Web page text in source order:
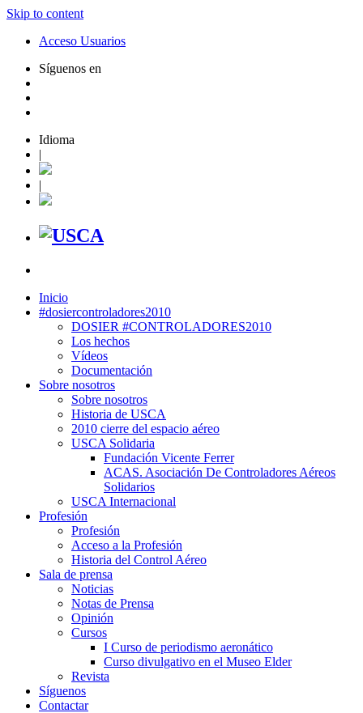
Skip to content
Acceso Usuarios
Síguenos en
Idioma
|
|
Inicio
#dosiercontroladores2010
DOSIER #CONTROLADORES2010
Los hechos
Vídeos
Documentación
Sobre nosotros
Sobre nosotros
Historia de USCA
2010 cierre del espacio aéreo
USCA Solidaria
Fundación Vicente Ferrer
ACAS. Asociación De Controladores Aéreos
Solidarios
USCA Internacional
Profesión
Profesión
Acceso a la Profesión
Historia del Control Aéreo
Sala de prensa
Noticias
Notas de Prensa
Opinión
Cursos
I Curso de periodismo aeronático
Curso divulgativo en el Museo Elder
Revista
Síguenos
Contactar